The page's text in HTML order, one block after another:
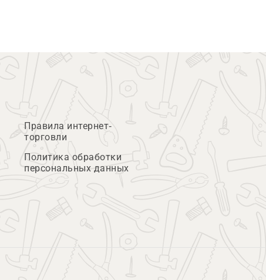
Правила интернет-
торговли
Политика обработки
персональных данных